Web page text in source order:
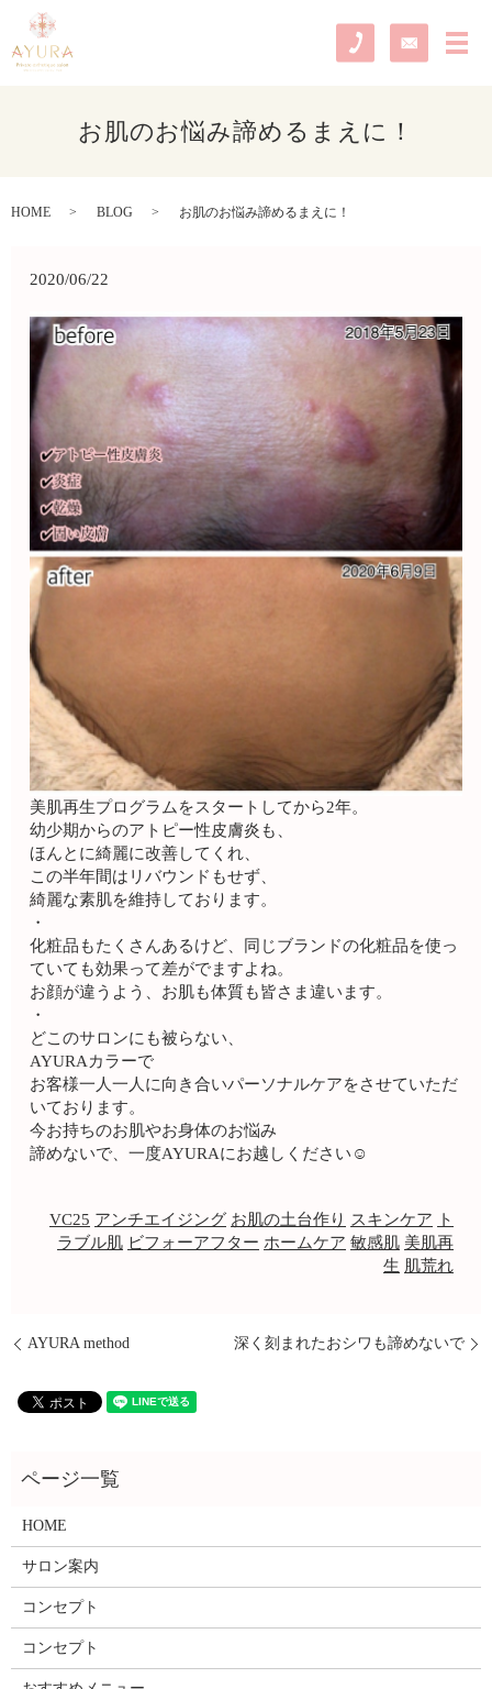
メ
お肌のお悩み諦めるまえに！
HOME BLOG お肌のお悩み諦めるまえに！
2020/06/22
美肌再生プログラムをスタートしてから2年。
幼少期からのアトピー性皮膚炎も、
ほんとに綺麗に改善してくれ、
この半年間はリバウンドもせず、
綺麗な素肌を維持しております。
・
化粧品もたくさんあるけど、同じブランドの化粧品を使っ
ていても効果って差がでますよね。
お顔が違うよう、お肌も体質も皆さま違います。
・
どこのサロンにも被らない、
AYURAカラーで
お客様一人一人に向き合いパーソナルケアをさせていただ
いております。
今お持ちのお肌やお身体のお悩み
諦めないで、一度AYURAにお越しください☺️
VC25 アンチエイジング お肌の土台作り スキンケア
ト
ラブル肌 ビフォーアフター ホームケア 敏感肌 美肌再
生 肌荒れ
AYURA method 深く刻まれたおシワも諦めないで
HOME
サロン案内
コンセプト
コンセプト